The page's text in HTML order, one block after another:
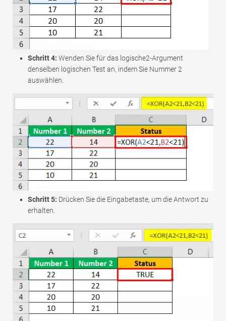
Schritt 4: Wenden Sie für das logische2-Argument
denselben logischen Test an, indem Sie Nummer 2
auswählen.
Schritt 5: Drücken Sie die Eingabetaste, um die Antwort zu
erhalten.